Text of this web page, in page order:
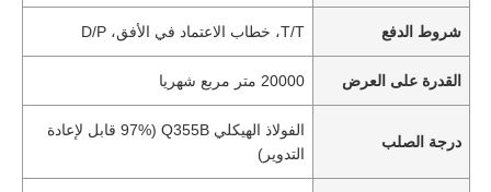
شروط الدفع T/T، خطاب الاعتماد في الأفق، D/P
القدرة على العرض 20000 متر مربع شهريا
درجة الصلب
الفولاذ الهيكلي Q355B (97% قابل لإعادة
التدوير)